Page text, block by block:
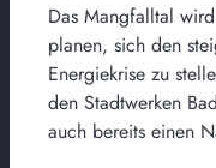
Das Mangfalltal
planen, sich den
Energiekrise zu
den Stadtwerken
auch bereits einen